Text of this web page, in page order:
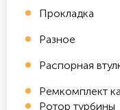
Прокладка
Разное
Распорная
Ремкомплект
Ротор турбины